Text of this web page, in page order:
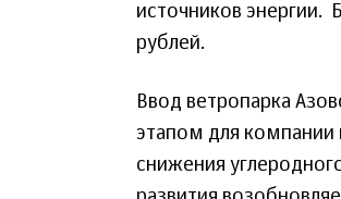
источников энергии.
рублей.
Ввод ветропарка
этапом для компании
снижения